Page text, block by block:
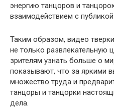
энергию танцоров и
взаимодействием с публикой.
Таким образом, видео
не только развлекательную
зрителям узнать больше о
показывают, что за яркими
множество труда и
танцоры и танцорки
дела.